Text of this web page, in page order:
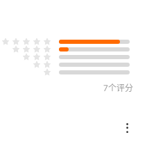
7个评分